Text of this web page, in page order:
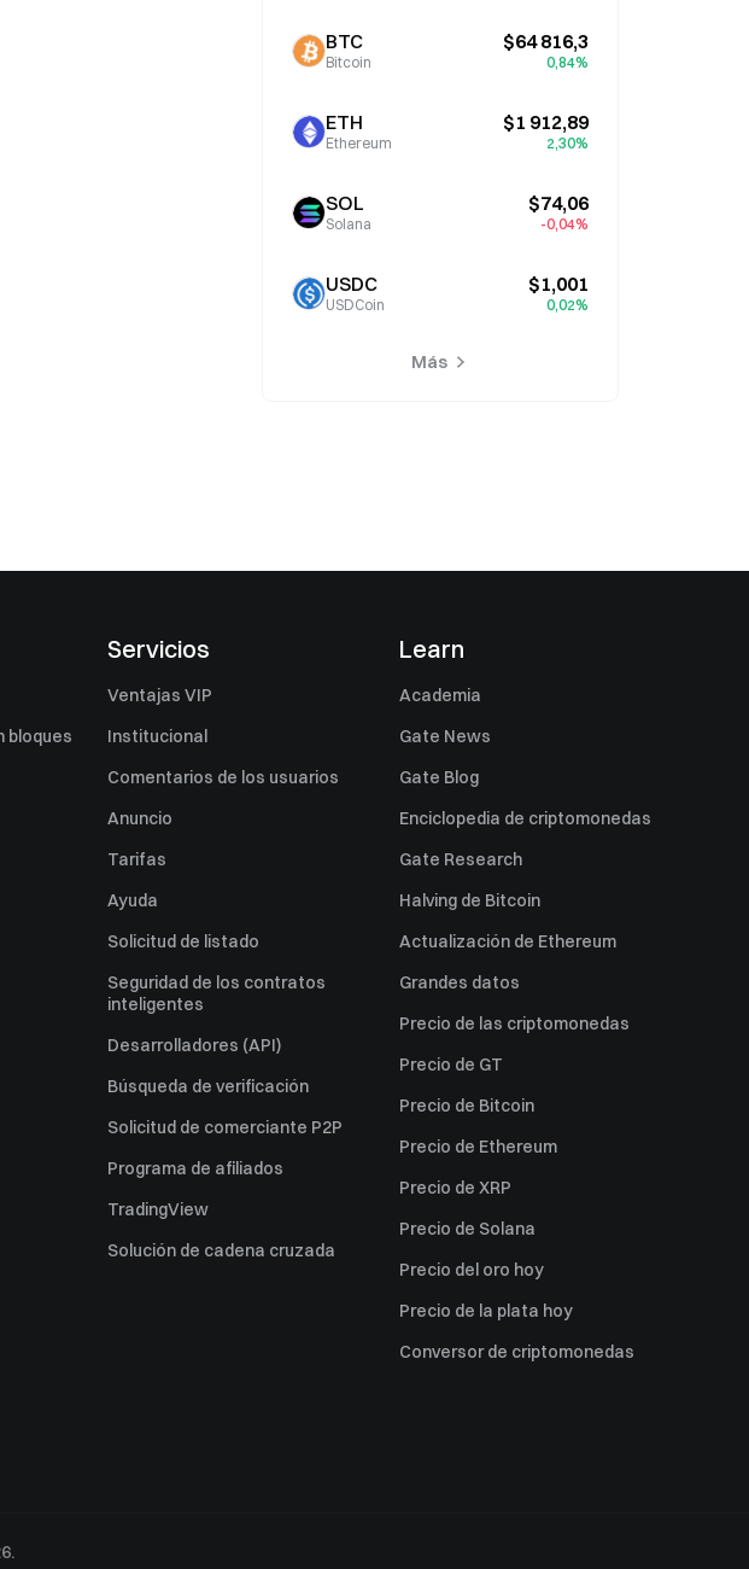
BTC
Bitcoin
$64 816,3
0,84%
ETH
Ethereum
$1 912,89
2,30%
SOL
Solana
$74,06
-0,04%
USDC
USDCoin
$1,001
0,02%
Más
bloques
Servicios
Ventajas VIP
Institucional
Comentarios de los usuarios
Anuncio
Tarifas
Ayuda
Solicitud de listado
Seguridad de los contratos
inteligentes
Desarrolladores (API)
Búsqueda de verificación
Solicitud de comerciante P2P
Programa de afiliados
TradingView
Solución de cadena cruzada
Learn
Academia
Gate News
Gate Blog
Enciclopedia de criptomonedas
Gate Research
Halving de Bitcoin
Actualización de Ethereum
Grandes datos
Precio de las criptomonedas
Precio de GT
Precio de Bitcoin
Precio de Ethereum
Precio de XRP
Precio de Solana
Precio del oro hoy
Precio de la plata hoy
Conversor de criptomonedas